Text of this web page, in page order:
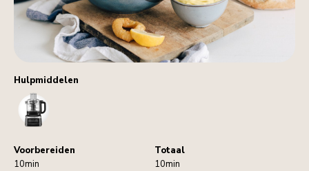
Hulpmiddelen
FoodProcessor
Voorbereiden
10min
Totaal
10min